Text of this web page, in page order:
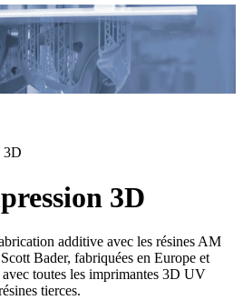
3D
3D
additive avec les résines AM
Bader, fabriquées en Europe et
toutes les imprimantes 3D UV
tierces.